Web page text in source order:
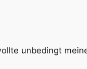
unbedingt